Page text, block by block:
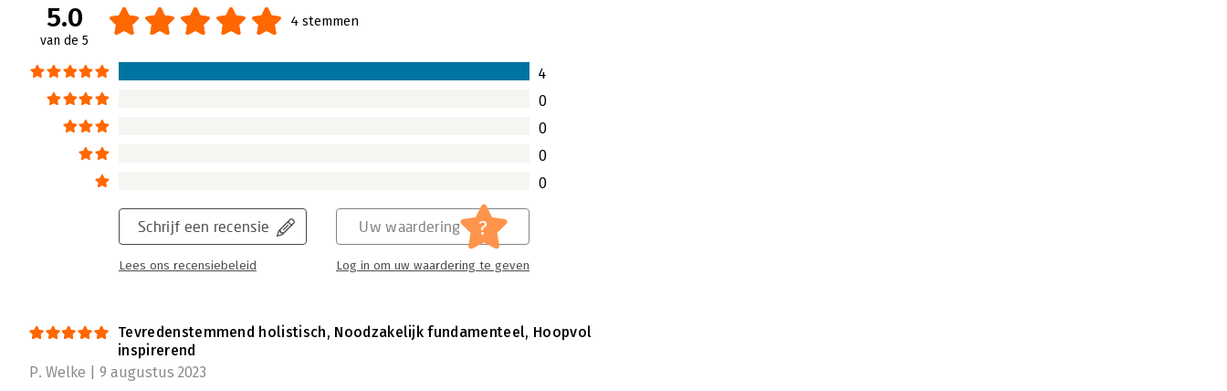
5.0
van de 5
4 stemmen
4
0
0
0
0
Schrijf een recensie
Lees ons recensiebeleid
Uw waardering ?
Log in om uw waardering te geven
Tevredenstemmend holistisch, Noodzakelijk fundamenteel, Hoopvol
inspirerend
P. Welke | 9 augustus 2023